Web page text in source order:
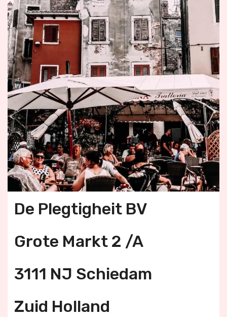
De Plegtigheit BV
Grote Markt 2 /A
3111 NJ Schiedam
Zuid Holland